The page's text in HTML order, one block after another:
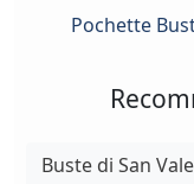
Pochette
Buste di San